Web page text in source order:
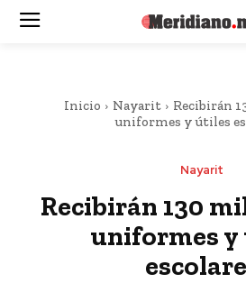
Inicio Nayarit
Recibirán
uniformes y útiles
Nayarit
Recibirán 130
uniformes